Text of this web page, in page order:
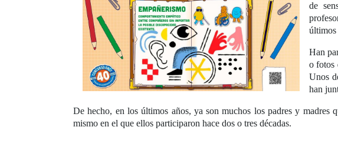
de
últimos
Han
o fotos
Unos
han
De hecho, en los últimos años, ya son muchos los padres y madres
mismo en el que ellos participaron hace dos o tres décadas.